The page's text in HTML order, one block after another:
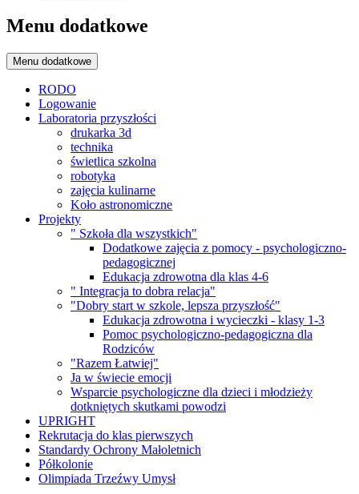
Menu dodatkowe
Menu dodatkowe
RODO
Logowanie
Laboratoria przyszłości
drukarka 3d
technika
świetlica szkolna
robotyka
zajęcia kulinarne
Koło astronomiczne
Projekty
" Szkoła dla wszystkich"
Dodatkowe zajęcia z pomocy - psychologiczno-
pedagogicznej
Edukacja zdrowotna dla klas 4-6
" Integracja to dobra relacja"
"Dobry start w szkole, lepsza przyszłość"
Edukacja zdrowotna i wycieczki - klasy 1-3
Pomoc psychologiczno-pedagogiczna dla
Rodziców
"Razem Łatwiej"
Ja w świecie emocji
Wsparcie psychologiczne dla dzieci i młodzieży
dotkniętych skutkami powodzi
UPRIGHT
Rekrutacja do klas pierwszych
Standardy Ochrony Małoletnich
Półkolonie
Olimpiada Trzeźwy Umysł